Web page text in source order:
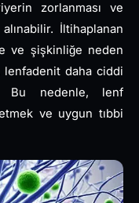
zorlanması ve
İltihaplanan
ve şişkinliğe neden
daha ciddi
Bu nedenle, lenf
ve uygun tıbbi